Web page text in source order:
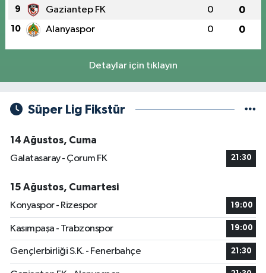
9 Gaziantep FK 0 0
10 Alanyaspor 0 0
Detaylar için tıklayın
Süper Lig Fikstür
14 Ağustos, Cuma
Galatasaray - Çorum FK
21:30
15 Ağustos, Cumartesi
Konyaspor - Rizespor
19:00
Kasımpaşa - Trabzonspor 19:00
Gençlerbirliği S.K. - Fenerbahçe 21:30